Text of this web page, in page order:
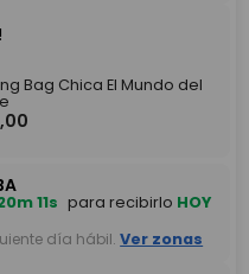
Bag Chica El Mundo del
,00
11s para recibirlo HOY
día hábil. Ver zonas